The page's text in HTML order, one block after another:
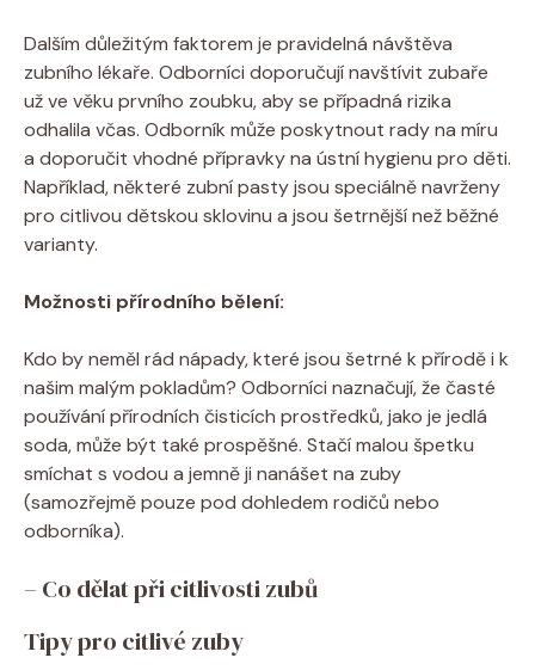
Dalším důležitým faktorem je pravidelná návštěva
zubního lékaře. Odborníci doporučují navštívit zubaře
už ve věku prvního zoubku, aby se případná rizika
odhalila včas. Odborník může poskytnout rady na míru
a doporučit vhodné přípravky na ústní hygienu pro děti.
Například, některé zubní pasty jsou speciálně navrženy
pro citlivou dětskou sklovinu a jsou šetrnější než běžné
varianty.
Možnosti přírodního bělení:
Kdo by neměl rád nápady, které jsou šetrné k přírodě i k
našim malým pokladům? Odborníci naznačují, že časté
používání přírodních čisticích prostředků, jako je jedlá
soda, může být také prospěšné. Stačí malou špetku
smíchat s vodou a jemně ji nanášet na zuby
(samozřejmě pouze pod dohledem rodičů nebo
odborníka).
– Co dělat při citlivosti zubů
Tipy pro citlivé zuby